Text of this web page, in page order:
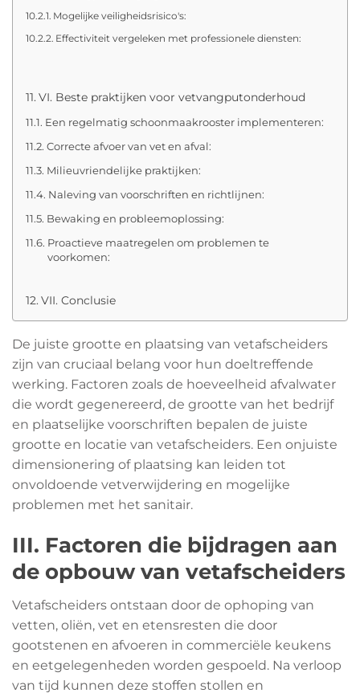
Mogelijke veiligheidsrisico's:
Effectiviteit vergeleken met professionele diensten:
VI. Beste praktijken voor vetvangputonderhoud
Een regelmatig schoonmaakrooster implementeren:
Correcte afvoer van vet en afval:
Milieuvriendelijke praktijken:
Naleving van voorschriften en richtlijnen:
Bewaking en probleemoplossing:
Proactieve maatregelen om problemen te
voorkomen:
VII. Conclusie
De juiste grootte en plaatsing van vetafscheiders
zijn van cruciaal belang voor hun doeltreffende
werking. Factoren zoals de hoeveelheid afvalwater
die wordt gegenereerd, de grootte van het bedrijf
en plaatselijke voorschriften bepalen de juiste
grootte en locatie van vetafscheiders. Een onjuiste
dimensionering of plaatsing kan leiden tot
onvoldoende vetverwijdering en mogelijke
problemen met het sanitair.
III. Factoren die bijdragen aan
de opbouw van vetafscheiders
Vetafscheiders ontstaan door de ophoping van
vetten, oliën, vet en etensresten die door
gootstenen en afvoeren in commerciële keukens
en eetgelegenheden worden gespoeld. Na verloop
van tijd kunnen deze stoffen stollen en